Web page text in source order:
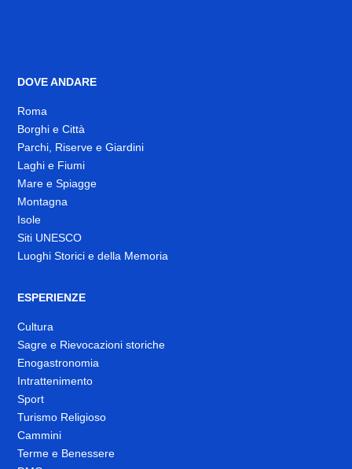
DOVE ANDARE
Roma
Borghi e Città
Parchi, Riserve e Giardini
Laghi e Fiumi
Mare e Spiagge
Montagna
Isole
Siti UNESCO
Luoghi Storici e della Memoria
ESPERIENZE
Cultura
Sagre e Rievocazioni storiche
Enogastronomia
Intrattenimento
Sport
Turismo Religioso
Cammini
Terme e Benessere